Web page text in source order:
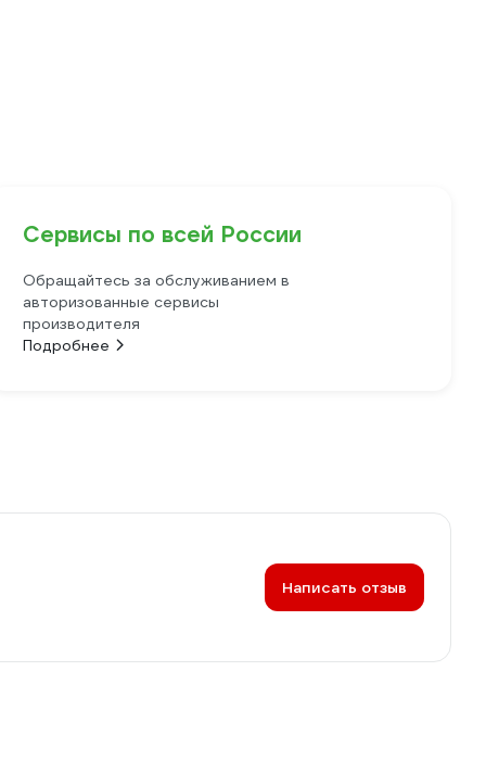
Сервисы по всей России
Обращайтесь за обслуживанием в
авторизованные сервисы
производителя
Подробнее
Написать отзыв